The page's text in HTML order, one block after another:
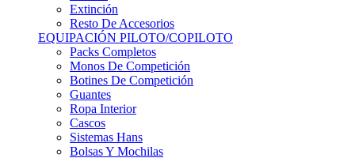
Resto De Accesorios
EQUIPACIÓN PILOTO/COPILOTO
Packs Completos
Monos De Competición
Botines De Competición
Guantes
Ropa Interior
Cascos
Sistemas Hans
Bolsas Y Mochilas
Equipación Para Mecánicos